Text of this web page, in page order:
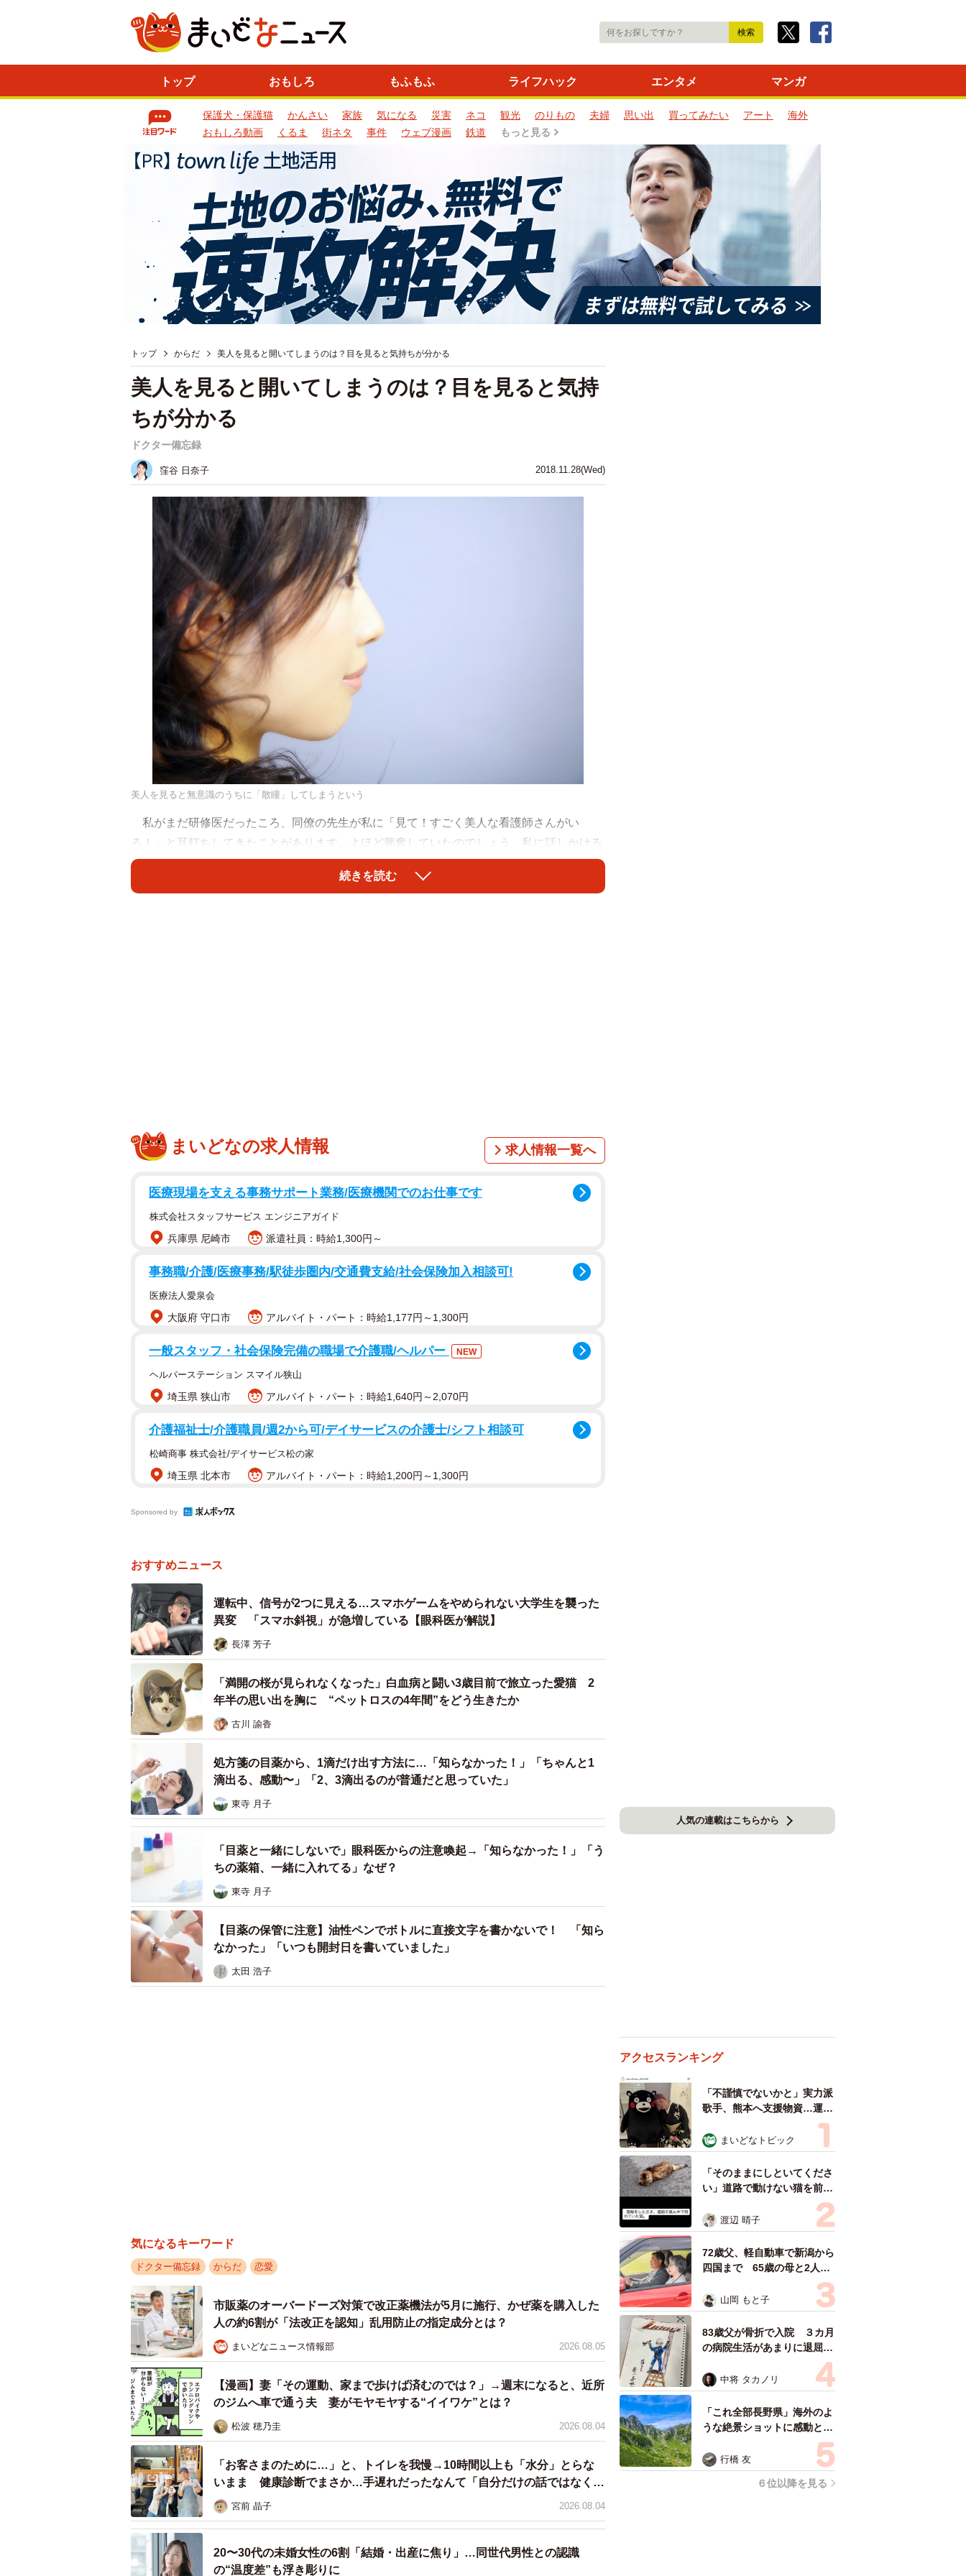
トップ おもしろ もふもふ ライフハック エンタメ マンガ
保護犬・保護猫 かんさい 家族 気になる 災害 ネコ 観光 のりもの 夫婦 思い出 買ってみたい アート
海外
おもしろ動画
くるま 街ネタ 事件 ウェブ漫画 鉄道 もっと見る
トップ からだ 美人を見ると開いてしまうのは？目を見ると気持ちが分かる
2018.11.28(Wed)
美人を見ると開いてしまうのは？目を見ると気持
ちが分かる
ドクター備忘録
窪谷 日奈子
美人を見ると無意識のうちに「散瞳」してしまうという
私がまだ研修医だったころ、同僚の先生が私に「見て！すごく美人な看護師さんがい
る！」と耳打ちしてきたことがあります。よほど興奮していたのでしょう。私に話しかける
彼の瞳孔が、ぱーっと開いていくのが見えました。まるでマンガに出てくるような彼の目に
大笑いしてしまったのですが、眼科医になってその理屈が分かりました。
続きを読む
まいどなの求人情報 求人情報一覧へ
医療現場を支える事務サポート業務/医療機関でのお仕事です
株式会社スタッフサービス エンジニアガイド
兵庫県 尼崎市 派遣社員：時給1,300円～
事務職/介護/医療事務/駅徒歩圏内/交通費支給/社会保険加入相談可!
医療法人愛泉会
大阪府 守口市 アルバイト・パート：時給1,177円～1,300円
一般スタッフ・社会保険完備の職場で介護職/ヘルパー NEW
ヘルパーステーション スマイル狭山
埼玉県 狭山市 アルバイト・パート：時給1,640円～2,070円
介護福祉士/介護職員/週2から可/デイサービスの介護士/シフト相談可
松崎商事 株式会社/デイサービス松の家
埼玉県 北本市 アルバイト・パート：時給1,200円～1,300円
Sponsored by
おすすめニュース
運転中、信号が2つに見える…スマホゲームをやめられない大学生を襲った
異変 「スマホ斜視」が急増している【眼科医が解説】
長澤 芳子
「満開の桜が見られなくなった」白血病と闘い3歳目前で旅立った愛猫 2
年半の思い出を胸に “ペットロスの4年間”をどう生きたか
古川 諭香
処方箋の目薬から、1滴だけ出す方法に…「知らなかった！」「ちゃんと1
滴出る、感動〜」「2、3滴出るのが普通だと思っていた」
東寺 月子
「目薬と一緒にしないで」眼科医からの注意喚起→「知らなかった！」「う
ちの薬箱、一緒に入れてる」なぜ？
東寺 月子
【目薬の保管に注意】油性ペンでボトルに直接文字を書かないで！ 「知ら
なかった」「いつも開封日を書いていました」
太田 浩子
気になるキーワード
ドクター備忘録 からだ 恋愛
市販薬のオーバードーズ対策で改正薬機法が5月に施行、かぜ薬を購入した
人の約6割が「法改正を認知」乱用防止の指定成分とは？
まいどなニュース情報部 2026.08.05
【漫画】妻「その運動、家まで歩けば済むのでは？」→週末になると、近所
のジムへ車で通う夫 妻がモヤモヤする“イイワケ”とは？
松波 穂乃圭 2026.08.04
「お客さまのために…」と、トイレを我慢→10時間以上も「水分」とらな
いまま 健康診断でまさか…手遅れだったなんて「自分だけの話ではなく、
日本中で起きている問題では？」
宮前 晶子 2026.08.04
20〜30代の未婚女性の6割「結婚・出産に焦り」…同世代男性との認識
の“温度差”も浮き彫りに
人気の連載はこちらから
アクセスランキング
「不謹慎でないかと」実力派
歌手、熊本へ支援物資…運搬
トラックの車体デザインにた
めらい 「痛いほど伝わる」
「行動され立派」
まいどなトピック
「そのままにしといてくださ
い」道路で動けない猫を前に
返された一言… 懸命に生き
ようとした4日間 「命の重
さはみんな同じ」保護団体代
表の訴え
渡辺 晴子
72歳父、軽自動車で新潟から
四国まで 65歳の母と2人で
3泊4日の旅 パーキングの休
憩まで分刻み… 「大学生で
も組まねえよ！」
山岡 もと子
83歳父が骨折で入院 ３カ月
の病院生活があまりに退屈で
い！」→スケッチブックを見
た家族が仰天「これ、売れま
すよ…」
中将 タカノリ
「これ全部長野県」海外のよ
うな絶景ショットに感動と反
響「離れてからいいところだ
ったんだって気づいた」
行橋 友
６位以降を見る